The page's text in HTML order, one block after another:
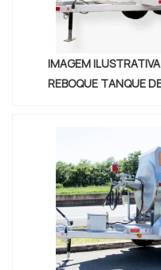
IMAGEM
REBOQUE TANQUE